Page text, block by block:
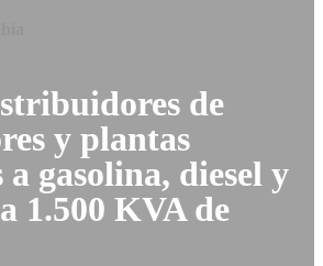
de
y plantas
a gasolina, diesel y
1.500 KVA de